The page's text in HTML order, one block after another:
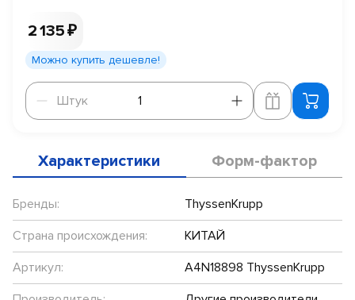
2 135 ₽
Можно купить дешевле!
Штук
Штук
Характеристики Форм-фактор
Бренды:
ThyssenKrupp
Страна происхождения:
КИТАЙ
Артикул:
A4N18898 ThyssenKrupp